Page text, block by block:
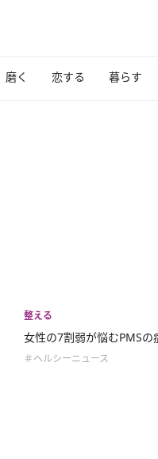
磨く 恋する 暮らす
整える
女性の7割弱が悩むPMSの
＃ヘルシーニュース